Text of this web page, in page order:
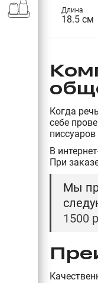
Аксессуары и
(A45B)
Длина
18.5 см
Когда
себе
В
При
Мы
1500